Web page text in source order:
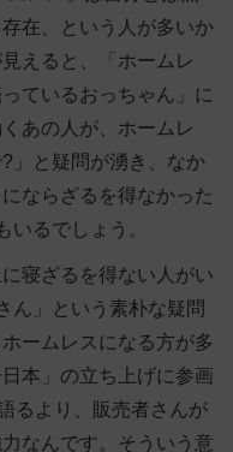
在、という人が多いか
えると、「ホームレ
ているおっちゃん」に
あの人が、ホームレ
」と疑問が湧き、なか
ならざるを得なかった
いるでしょう。
寝ざるを得ない人がい
ん」という素朴な疑問
ームレスになる方が多
本」の立ち上げに参画
るより、販売者さんが
なんです。そういう意